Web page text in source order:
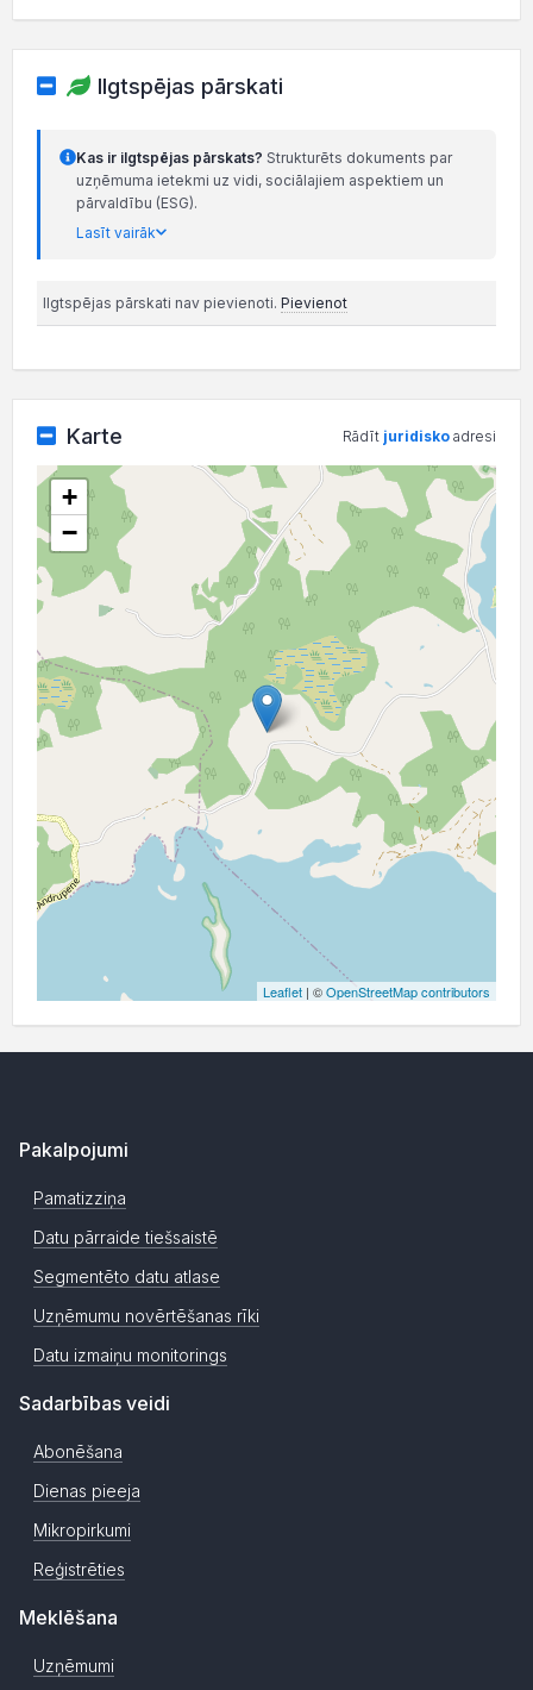
Ilgtspējas pārskati
Kas ir ilgtspējas pārskats? Strukturēts dokuments par
uzņēmuma ietekmi uz vidi, sociālajiem aspektiem un
pārvaldību (ESG).
Lasīt vairāk
Ilgtspējas pārskati nav pievienoti. Pievienot
Karte Rādīt juridisko adresi
+
−
Leaflet | ©OpenStreetMap contributors
Pakalpojumi
Pamatizziņa
Datu pārraide tiešsaistē
Segmentēto datu atlase
Uzņēmumu novērtēšanas rīki
Datu izmaiņu monitorings
Sadarbības veidi
Abonēšana
Dienas pieeja
Mikropirkumi
Reģistrēties
Meklēšana
Uzņēmumi